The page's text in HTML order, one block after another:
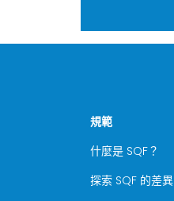
規範
什麼是 SQF？
探索 SQF 的差異